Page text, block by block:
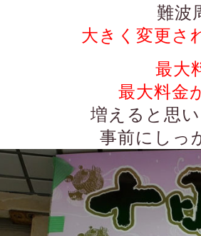
難波
大きく変更さ
最大
最大料金
増えると思
事前にしっ